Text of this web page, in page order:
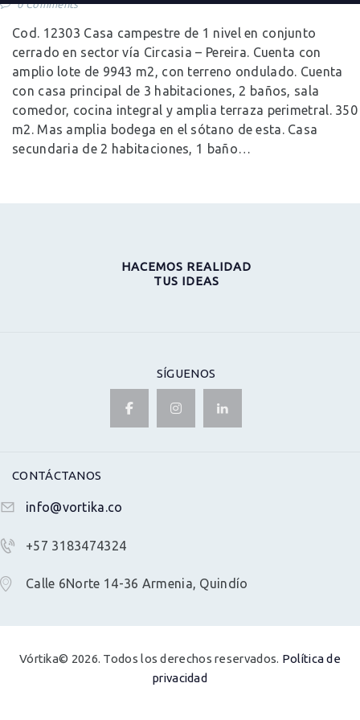
0 Comments
Cod. 12303 Casa campestre de 1 nivel en conjunto
cerrado en sector vía Circasia – Pereira. Cuenta con
amplio lote de 9943 m2, con terreno ondulado. Cuenta
con casa principal de 3 habitaciones, 2 baños, sala
comedor, cocina integral y amplia terraza perimetral. 350
m2. Mas amplia bodega en el sótano de esta. Casa
secundaria de 2 habitaciones, 1 baño…
HACEMOS REALIDAD
TUS IDEAS
SÍGUENOS
CONTÁCTANOS
info@vortika.co
+57 3183474324
Calle 6Norte 14-36 Armenia, Quindío
Vórtika© 2026. Todos los derechos reservados. Política de
privacidad